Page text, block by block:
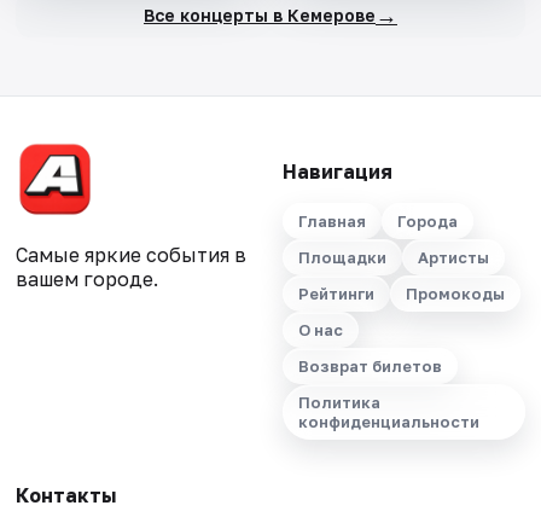
Все концерты в Кемерове →
Самые яркие события в
вашем городе.
Навигация
Главная
Города
Площадки
Артисты
Рейтинги
Промокоды
О нас
Возврат билетов
Политика
конфиденциальности
Контакты